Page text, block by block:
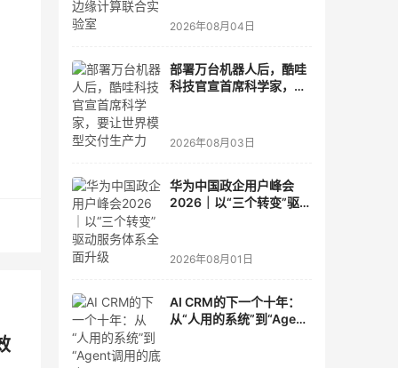
2026年08月04日
部署万台机器人后，酷哇
科技官宣首席科学家，要
2026年08月03日
华为中国政企用户峰会
2026｜以“三个转变”驱动
2026年08月01日
AI CRM的下一个十年：
从“人用的系统”到“Agent